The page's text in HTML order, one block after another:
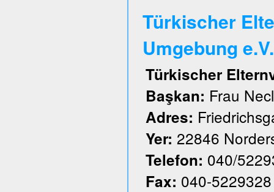
Türkischer
Umgebung e.V.
Türkischer
Başkan: Frau
Adres:
Yer: 22846
Telefon: 040/
Fax: 040-5229328